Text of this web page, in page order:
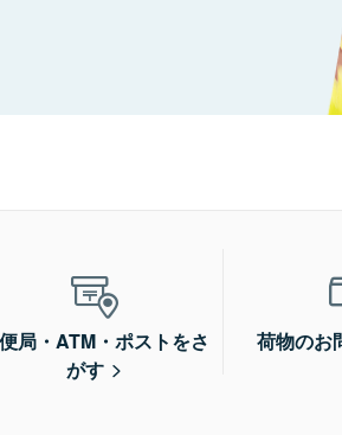
局・ATM・ポストをさ
がす
荷物のお